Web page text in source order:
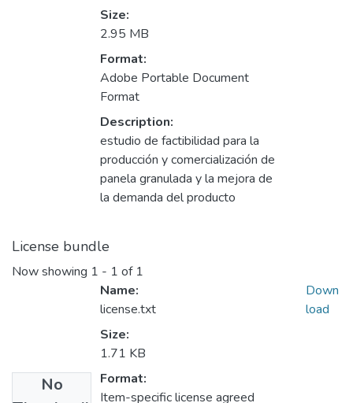
Size:
2.95 MB
Format:
Adobe Portable Document
Format
Description:
estudio de factibilidad para la
producción y comercialización de
panela granulada y la mejora de
la demanda del producto
License bundle
Now showing 1 - 1 of 1
No
Name:
license.txt
Size:
1.71 KB
Format:
Item-specific license agreed
Down
load